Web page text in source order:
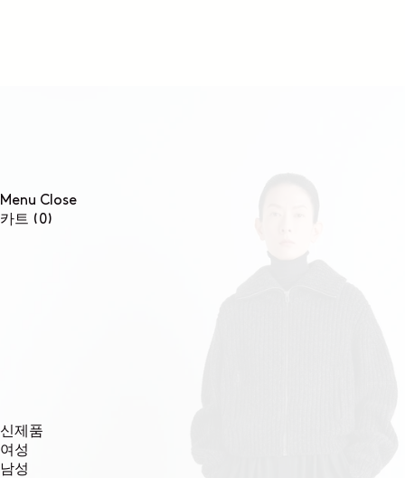
Menu Close
카트 (0)
신제품
여성
남성